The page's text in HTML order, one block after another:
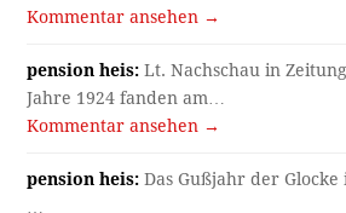
Kommentar ansehen →
pension heis: Lt. Nachschau in
Jahre 1924 fanden am…
Kommentar ansehen →
pension heis: Das Gußjahr der Glocke